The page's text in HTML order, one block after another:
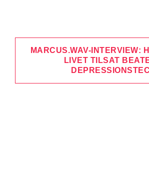
MARCUS.WAV-INTERVIEW:
LIVET TILSAT